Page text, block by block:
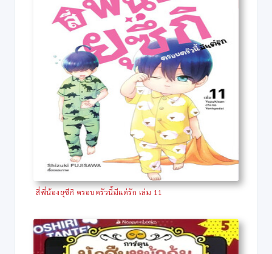
สี่พี่น้องยุซึกิ ครอบครัวนี้มีแต่รัก เล่ม 11